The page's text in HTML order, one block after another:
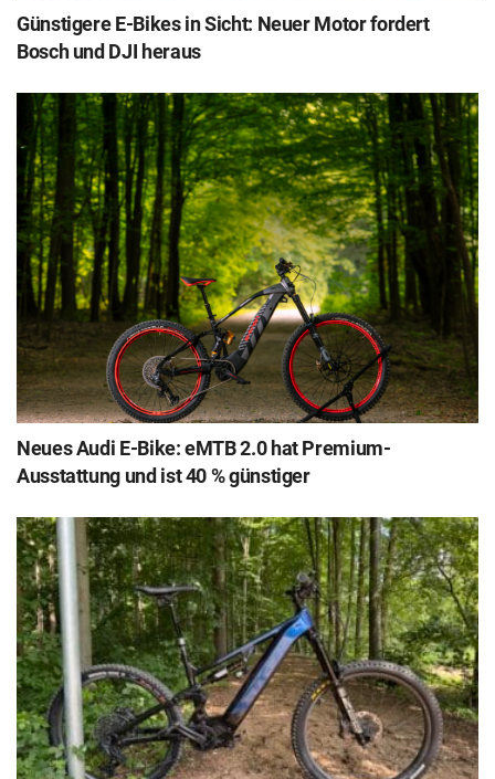
Günstigere E-Bikes in Sicht: Neuer Motor fordert
Bosch und DJI heraus
Neues Audi E-Bike: eMTB 2.0 hat Premium-
Ausstattung und ist 40 % günstiger